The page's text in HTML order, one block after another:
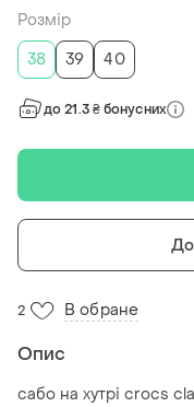
Розмір
38
39 40
до 21.3 ₴ бонусних
2 В обране
Опис
сабо на хутрі crocs